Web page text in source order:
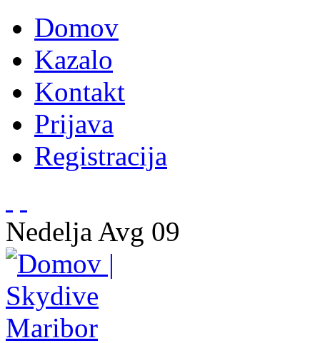
Domov
Kazalo
Kontakt
Prijava
Registracija
Nedelja Avg 09